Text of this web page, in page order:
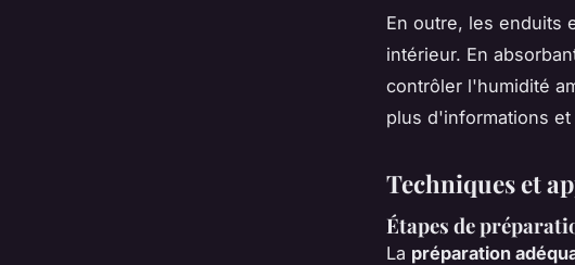
En outre, les enduits
intérieur. En
contrôler l'humidité
plus d'informations
Techniques et
Étapes de
La préparation